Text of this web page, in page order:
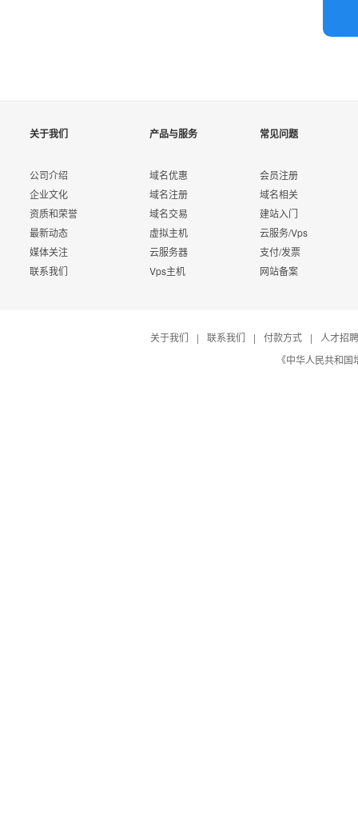
关于我们
公司介绍
企业文化
资质和荣誉
最新动态
媒体关注
联系我们
产品与服务
域名优惠
域名注册
域名交易
虚拟主机
云服务器
Vps主机
常见问题
会员注册
域名相关
建站入门
云服务/Vps
支付/发票
网站备案
关于我们 | 联系我们 | 付款方式 |
人才招聘
《中华人民共和